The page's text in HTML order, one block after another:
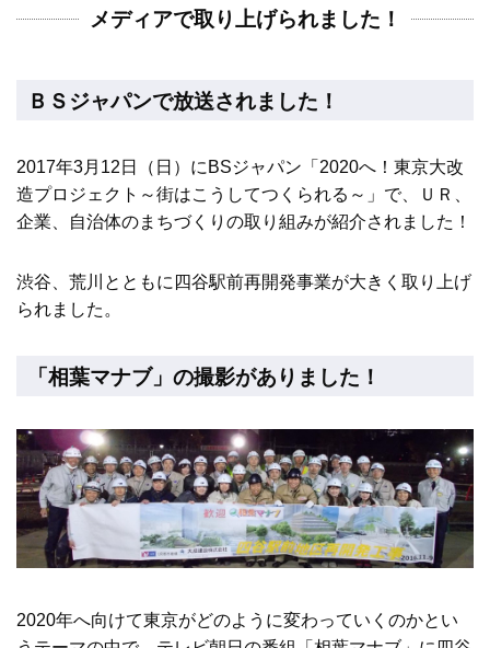
メディアで取り上げられました！
ＢＳジャパンで放送されました！
2017年3月12日（日）にBSジャパン「2020へ！東京大改
造プロジェクト～街はこうしてつくられる～」で、ＵＲ、
企業、自治体のまちづくりの取り組みが紹介されました！
渋谷、荒川とともに四谷駅前再開発事業が大きく取り上げ
られました。
「相葉マナブ」の撮影がありました！
2020年へ向けて東京がどのように変わっていくのかとい